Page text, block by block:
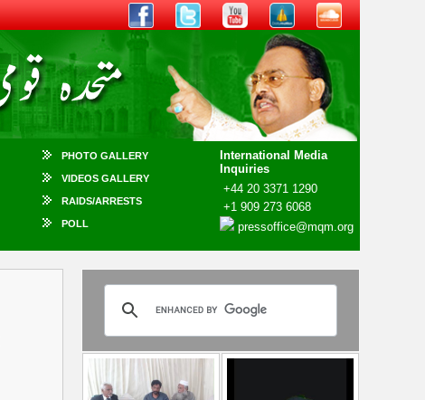
PHOTO GALLERY
International Media
Inquiries
+44 20 3371 1290
+1 909 273 6068
pressoffice@mqm.org
VIDEOS GALLERY
RAIDS/ARRESTS
POLL